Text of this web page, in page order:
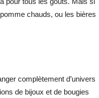
chauds, ou les bières
complètement d’univers
de bijoux et de bougies